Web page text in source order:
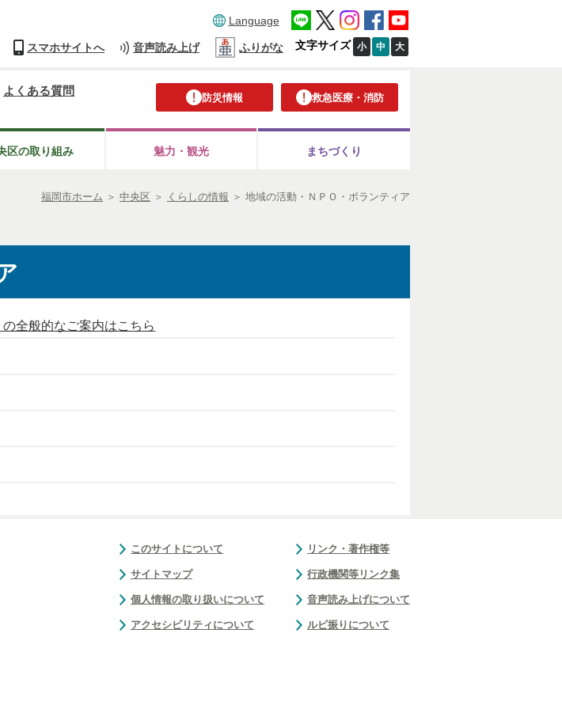
Language
スマホサイトへ 音声読み上げ ふりがな 文字サイズ 小 中 大
防災情報 救急医療・消防
よくある質問
区の取り組み 魅力・観光 まちづくり
福岡市ホーム ＞ 中央区 ＞ くらしの情報 ＞ 地域の活動・ＮＰＯ・ボランティア
全般的なご案内はこちら
このサイトについて
サイトマップ
個人情報の取り扱いについて
アクセシビリティについて
リンク・著作権等
行政機関等リンク集
音声読み上げについて
ルビ振りについて